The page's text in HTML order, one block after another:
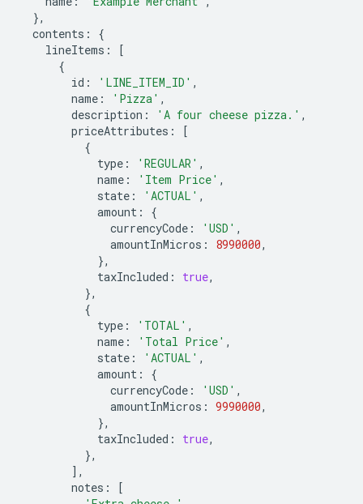
},
contents :
{
lineItems :
[
{
id : 'LINE_ITEM_ID' ,
name : 'Pizza' ,
description : 'A four cheese pizza.' ,
priceAttributes :
[
{
type : 'REGULAR' ,
name : 'Item Price' ,
state : 'ACTUAL' ,
amount :
{
currencyCode : 'USD' ,
amountInMicros : 8990000,
},
taxIncluded : true,
},
{
type : 'TOTAL' ,
name : 'Total Price' ,
state : 'ACTUAL' ,
amount :
{
currencyCode : 'USD' ,
amountInMicros : 9990000,
},
taxIncluded : true,
},
],
notes :
[